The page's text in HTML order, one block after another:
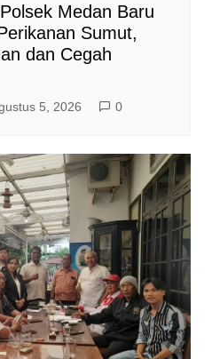
Medan Baru
Sumut,
dan Cegah
5, 2026 0